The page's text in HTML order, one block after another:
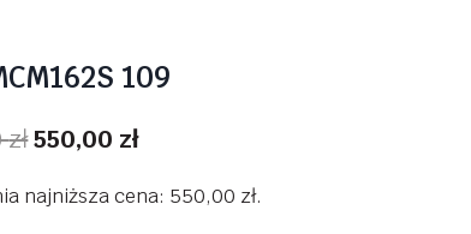
109
złPierwotna
wynosiła:
550,00 złAktualna
wynosi:
najniższa cena: 550,00 zł.